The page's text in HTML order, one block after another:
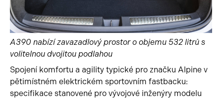
A390 nabízí zavazadlový prostor o objemu 532 litrů s
volitelnou dvojitou podlahou
Spojení komfortu a agility typické pro značku Alpine v
pětimístném elektrickém sportovním fastbacku:
specifikace stanovené pro vývojové inženýry modelu